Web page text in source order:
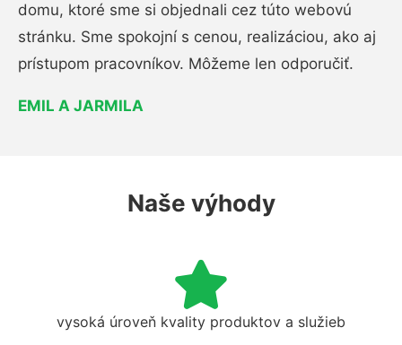
domu, ktoré sme si objednali cez túto webovú
stránku. Sme spokojní s cenou, realizáciou, ako aj
prístupom pracovníkov. Môžeme len odporučiť.
EMIL A JARMILA
Naše výhody
vysoká úroveň kvality produktov a služieb